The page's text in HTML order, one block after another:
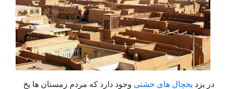
در یزد یخچال های خشتی وجود دارد که مردم زمستان ها یخ